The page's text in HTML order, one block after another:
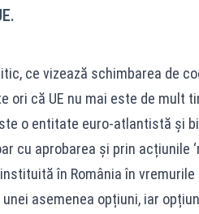
ce vizează schimbarea de
ori că UE nu mai este de mult
o entitate euro-atlantistă și
cu aprobarea și prin acțiunile
în România în
asemenea opțiuni, iar